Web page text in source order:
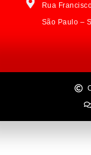
Rua
São Paulo –